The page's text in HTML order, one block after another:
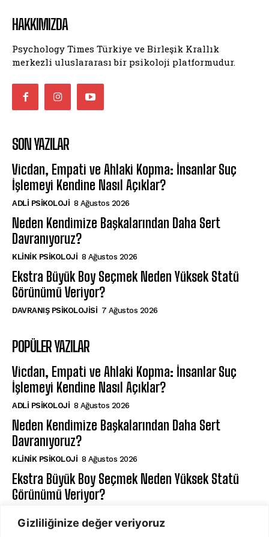
Gizliliğinize değer veriyoruz
HAKKIMIZDA
Psychology Times Türkiye ve Birleşik Krallık
merkezli uluslararası bir psikoloji platformudur.
SON YAZILAR
Vicdan, Empati ve Ahlaki Kopma: İnsanlar Suç
İşlemeyi Kendine Nasıl Açıklar?
ADLI PSIKOLOJI 8 Ağustos 2026
Neden Kendimize Başkalarından Daha Sert
Davranıyoruz?
KLINIK PSIKOLOJI 8 Ağustos 2026
Ekstra Büyük Boy Seçmek Neden Yüksek Statü
Görünümü Veriyor?
DAVRANIŞ PSIKOLOJISI 7 Ağustos 2026
POPÜLER YAZILAR
Vicdan, Empati ve Ahlaki Kopma: İnsanlar Suç
İşlemeyi Kendine Nasıl Açıklar?
ADLI PSIKOLOJI 8 Ağustos 2026
Neden Kendimize Başkalarından Daha Sert
Davranıyoruz?
KLINIK PSIKOLOJI 8 Ağustos 2026
Ekstra Büyük Boy Seçmek Neden Yüksek Statü
Görünümü Veriyor?